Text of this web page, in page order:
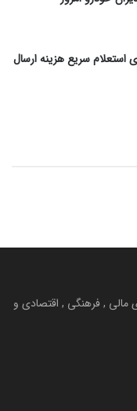
سریع هزینه ارسال
مالی , فرهنگی , اقتصادی و